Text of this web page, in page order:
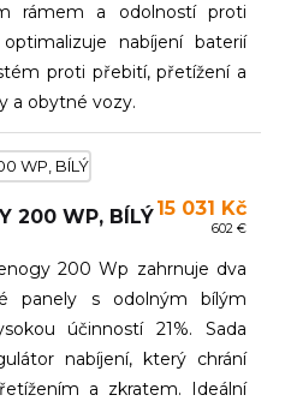
rámem a odolností proti
nabíjení baterií
proti přebití, přetížení a
a obytné vozy.
200 WP, BÍLÝ15 031 Kč
602 €
200 Wp zahrnuje dva
panely s odolným bílým
účinností 21%. Sada
nabíjení, který chrání
a zkratem. Ideální